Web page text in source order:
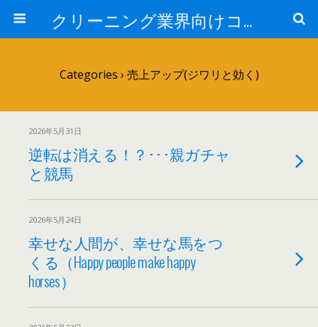
クリーニング業界向けコンサルタントブログ:日本売上アップ研究所-中西正人
Categories › 売上アップ(ジワリと効く)
2026年5月31日
逆転は消える！？･･･親ガチャ
と競馬
2026年5月24日
幸せな人間が、幸せな馬をつ
くる（Happy people make happy
horses）